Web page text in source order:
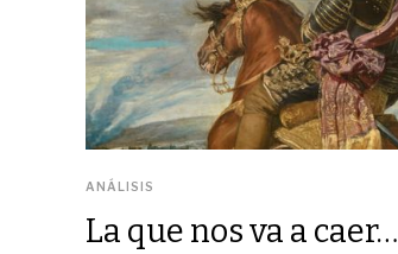
ANÁLISIS
La que nos va a caer…